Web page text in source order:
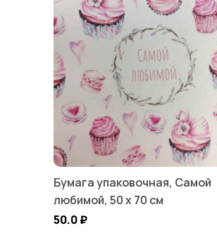
Бумага упаковочная, Самой
любимой, 50 х 70 см
50.0₽